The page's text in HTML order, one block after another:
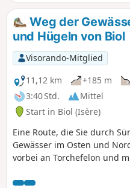
Weg der
und Hügeln von Biol
Visorando-Mitglied
11,12 km
+185 m
3:40 Std.
Mittel
Start in Biol (Isère)
Eine Route, die Sie durch
Gewässer im Osten und
vorbei an Torchefelon und